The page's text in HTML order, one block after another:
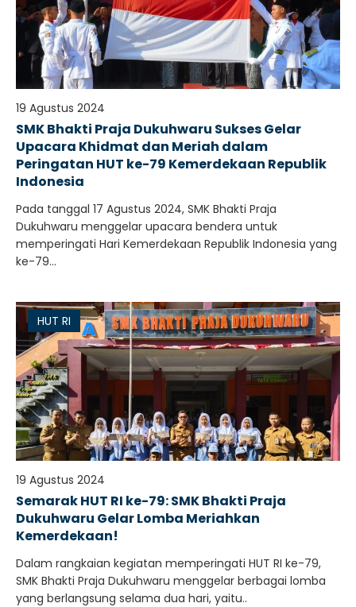
19 Agustus 2024
SMK Bhakti Praja Dukuhwaru Sukses Gelar
Upacara Khidmat dan Meriah dalam
Peringatan HUT ke-79 Kemerdekaan Republik
Indonesia
Pada tanggal 17 Agustus 2024, SMK Bhakti Praja
Dukuhwaru menggelar upacara bendera untuk
memperingati Hari Kemerdekaan Republik Indonesia yang
ke-79...
HUT RI
19 Agustus 2024
Semarak HUT RI ke-79: SMK Bhakti Praja
Dukuhwaru Gelar Lomba Meriahkan
Kemerdekaan!
Dalam rangkaian kegiatan memperingati HUT RI ke-79,
SMK Bhakti Praja Dukuhwaru menggelar berbagai lomba
yang berlangsung selama dua hari, yaitu..